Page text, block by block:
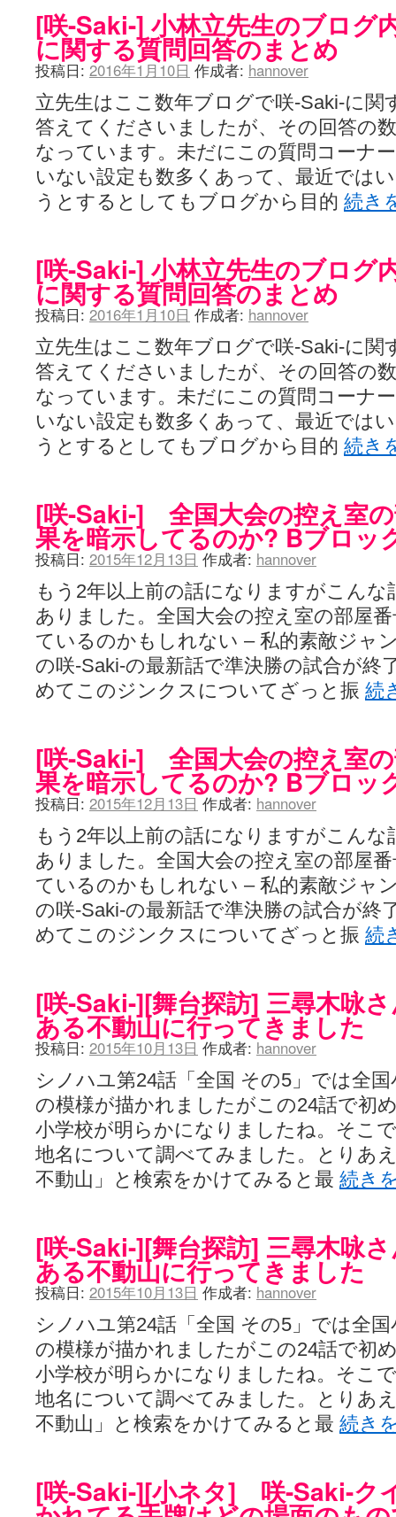
[咲-Saki-] 小林立先生のブログ
に関する質問回答のまとめ
投稿日: 2016年1月10日 作成者: hannover
立先生はここ数年ブログで咲-Saki-に関
答えてくださいましたが、その回答の
なっています。未だにこの質問コーナ
いない設定も数多くあって、最近では
うとするとしてもブログから目的 続き
[咲-Saki-] 小林立先生のブログ
に関する質問回答のまとめ
投稿日: 2016年1月10日 作成者: hannover
立先生はここ数年ブログで咲-Saki-に関
答えてくださいましたが、その回答の
なっています。未だにこの質問コーナ
いない設定も数多くあって、最近では
うとするとしてもブログから目的 続き
[咲-Saki-] 全国大会の控え室
果を暗示してるのか? Bブロッ
投稿日: 2015年12月13日 作成者: hannover
もう2年以上前の話になりますがこんな
ありました。全国大会の控え室の部屋
ているのかもしれない – 私的素敵ジャ
の咲-Saki-の最新話で準決勝の試合が終
めてこのジンクスについてざっと振 続
[咲-Saki-] 全国大会の控え室
果を暗示してるのか? Bブロッ
投稿日: 2015年12月13日 作成者: hannover
もう2年以上前の話になりますがこんな
ありました。全国大会の控え室の部屋
ているのかもしれない – 私的素敵ジャ
の咲-Saki-の最新話で準決勝の試合が終
めてこのジンクスについてざっと振 続
[咲-Saki-][舞台探訪] 三尋木咏
ある不動山に行ってきました
投稿日: 2015年10月13日 作成者: hannover
シノハユ第24話「全国 その5」では全
の模様が描かれましたがこの24話で初
小学校が明らかになりましたね。そこ
地名について調べてみました。とりあ
不動山」と検索をかけてみると最 続き
[咲-Saki-][舞台探訪] 三尋木咏
ある不動山に行ってきました
投稿日: 2015年10月13日 作成者: hannover
シノハユ第24話「全国 その5」では全
の模様が描かれましたがこの24話で初
小学校が明らかになりましたね。そこ
地名について調べてみました。とりあ
不動山」と検索をかけてみると最 続き
[咲-Saki-][小ネタ] 咲-Saki-ク